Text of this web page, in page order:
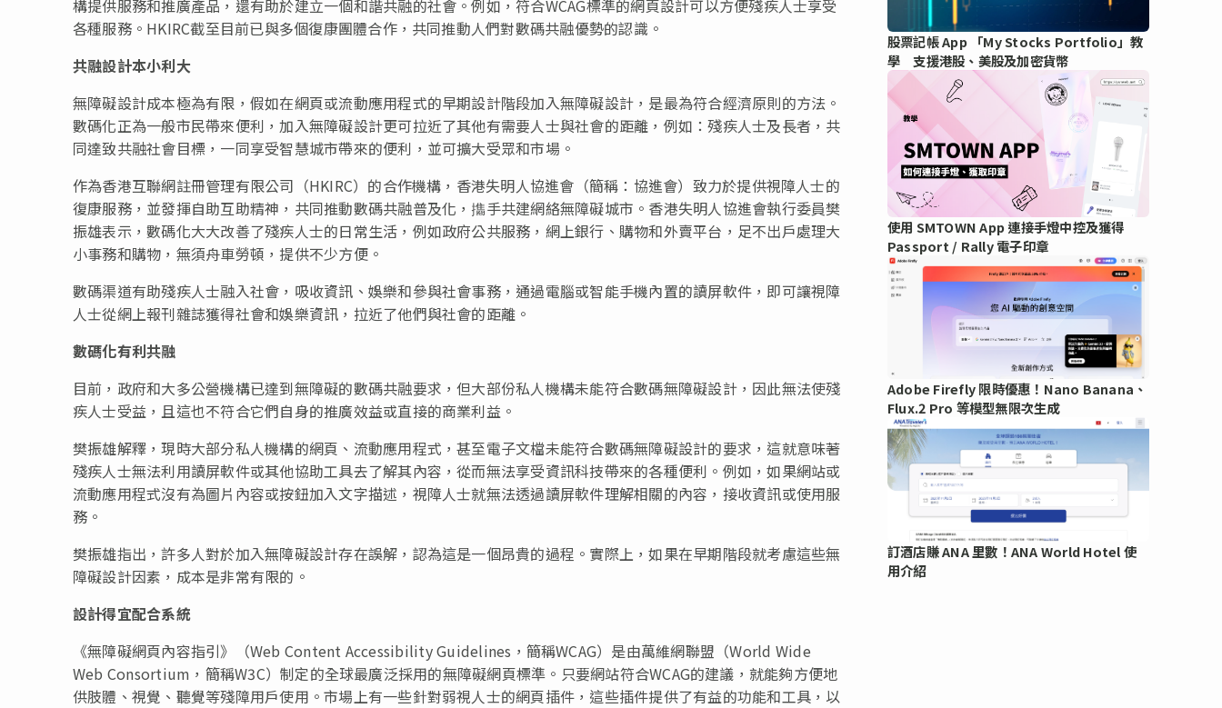
構提供服務和推廣產品，還有助於建立一個和諧共融的社會。例如，符合WCAG標準的網頁設計可以方便殘疾人士享受
各種服務。 HKIRC截至目前已與多個復康團體合作，共同推動人們對數碼共融優勢的認識。
共融設計本小利大
無障礙設計成本極為有限，假如在網頁或流動應用程式的早期設計階段加入無障礙設計，是最為符合經濟原則的方法。
數碼化正為一般市民帶來便利，加入無障礙設計更可拉近了其他有需要人士與社會的距離，例如：殘疾人士及長者，共
同達致共融社會目標，一同享受智慧城市帶來的便利，並可擴大受眾和市場。
作為香港互聯網註冊管理有限公司（HKIRC）的合作機構，香港失明人協進會（簡稱：協進會）致力於提供視障人士的
復康服務，並發揮自助互助精神，共同推動數碼共融普及化，㩦手共建網絡無障礙城市。香港失明人協進會執行委員樊
振雄表示，數碼化大大改善了殘疾人士的日常生活，例如政府公共服務，網上銀行、購物和外賣平台，足不出戶處理大
小事務和購物，無須舟車勞頓，提供不少方便。
數碼渠道有助殘疾人士融入社會，吸收資訊、娛樂和參與社會事務，通過電腦或智能手機內置的讀屏軟件，即可讓視障
人士從網上報刊雜誌獲得社會和娛樂資訊，拉近了他們與社會的距離。
數碼化有利共融
目前，政府和大多公營機構已達到無障礙的數碼共融要求，但大部份私人機構未能符合數碼無障礙設計，因此無法使殘
疾人士受益，且這也不符合它們自身的推廣效益或直接的商業利益。
樊振雄解釋，現時大部分私人機構的網頁、流動應用程式，甚至電子文檔未能符合數碼無障礙設計的要求，這就意味著
殘疾人士無法利用讀屏軟件或其他協助工具去了解其內容，從而無法享受資訊科技帶來的各種便利。例如，如果網站或
流動應用程式沒有為圖片內容或按鈕加入文字描述，視障人士就無法透過讀屏軟件理解相關的內容，接收資訊或使用服
務。
樊振雄指出，許多人對於加入無障礙設計存在誤解，認為這是一個昂貴的過程。實際上，如果在早期階段就考慮這些無
障礙設計因素，成本是非常有限的。
設計得宜配合系統
《無障礙網頁內容指引》（Web Content Accessibility Guidelines，簡稱WCAG）是由萬維網聯盟（World Wide
Web Consortium，簡稱W3C）制定的全球最廣泛採用的無障礙網頁標準。只要網站符合WCAG的建議，就能夠方便地
供肢體、視覺、聽覺等殘障用戶使用。市場上有一些針對弱視人士的網頁插件，這些插件提供了有益的功能和工具，以
股票記帳 App 「My Stocks Portfolio」教
學 支援港股、美股及加密貨幣
使用 SMTOWN App 連接手燈中控及獲得
Passport / Rally 電子印章
Adobe Firefly 限時優惠！Nano Banana、
Flux.2 Pro 等模型無限次生成
訂酒店賺 ANA 里數！ANA World Hotel 使
用介紹